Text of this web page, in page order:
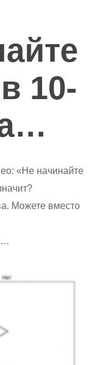
10-
«Не начинайте
Можете вместо